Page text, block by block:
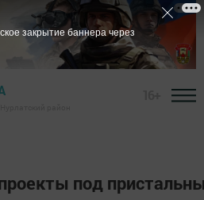
под
закрытие баннера через